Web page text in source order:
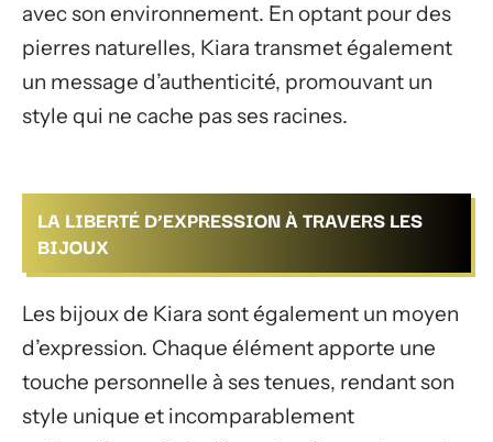
avec son environnement. En optant pour des
pierres naturelles, Kiara transmet également
un message d’authenticité, promouvant un
style qui ne cache pas ses racines.
LA LIBERTÉ D’EXPRESSION À TRAVERS LES
BIJOUX
Les bijoux de Kiara sont également un moyen
d’expression. Chaque élément apporte une
touche personnelle à ses tenues, rendant son
style unique et incomparablement